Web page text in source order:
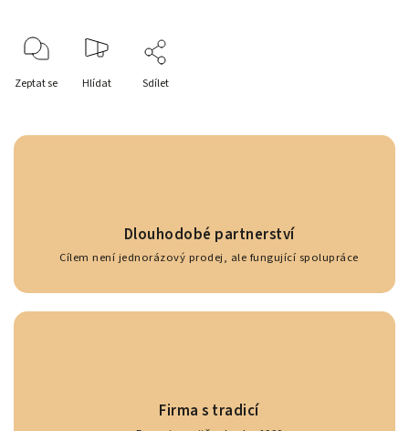
Zeptat se Hlídat Sdílet
Dlouhodobé partnerství
Cílem není jednorázový prodej, ale fungující spolupráce
Firma s tradicí